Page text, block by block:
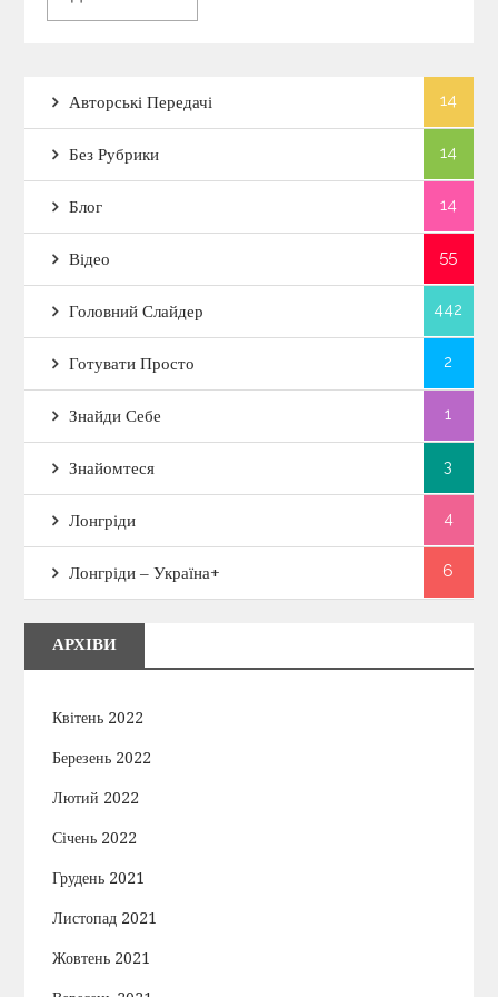
Авторські Передачі 14
Без Рубрики 14
Блог 14
Відео 55
Головний Слайдер 442
Готувати Просто 2
Знайди Себе 1
Знайомтеся 3
Лонгріди 4
Лонгріди – Україна+ 6
АРХІВИ
Квітень 2022
Березень 2022
Лютий 2022
Січень 2022
Грудень 2021
Листопад 2021
Жовтень 2021